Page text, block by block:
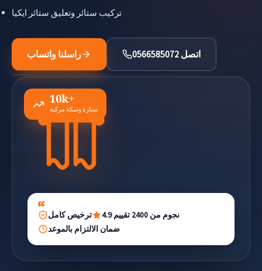
تركيب ستائر وتعليق ستائر ايكيا
راسلنا واتساب اتصل 0566585072
10k+
ستارة وسكة مركبة
ترخيص كامل
4.9 نجوم من 2400 تقييم
ضمان الالتزام بالموعد